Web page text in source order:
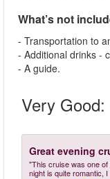
What’s not
- Transportation to
- Additional drinks -
- A guide.
Very Good:
Great evening
"This cruise was one
night is quite romantic,